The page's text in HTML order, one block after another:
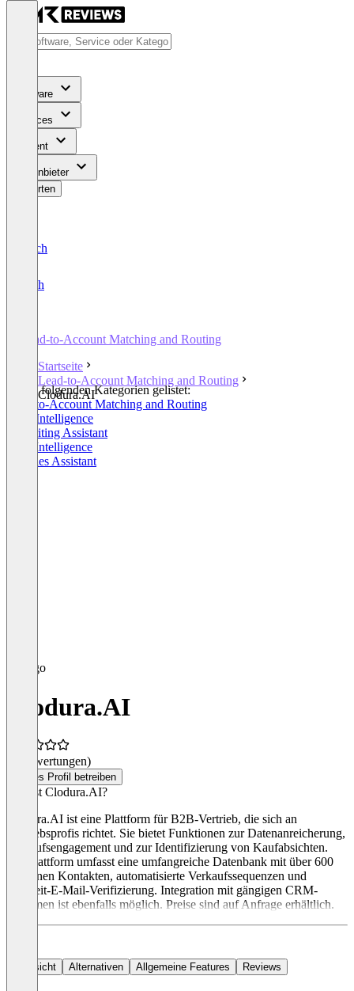
Software
Services
Content
Für Anbieter
Bewerten
Deutsch
English
Lead-to-Account Matching and Routing
Startseite
Lead-to-Account Matching and Routing
Clodura.AI
In den folgenden Kategorien gelistet:
Lead-to-Account Matching and Routing
Sales Intelligence
AI Writing Assistant
Lead Intelligence
AI Sales Assistant
Clodura.AI
(0 Bewertungen)
Dieses Profil betreiben
Was ist Clodura.AI?
Clodura.AI ist eine Plattform für B2B-Vertrieb, die sich an
Vertriebsprofis richtet. Sie bietet Funktionen zur Datenanreicherung,
Verkaufsengagement und zur Identifizierung von Kaufabsichten.
Die Plattform umfasst eine umfangreiche Datenbank mit über 600
Millionen Kontakten, automatisierte Verkaufssequenzen und
Echtzeit-E-Mail-Verifizierung. Integration mit gängigen CRM-
Systemen ist ebenfalls möglich. Preise sind auf Anfrage erhältlich.
Übersicht Alternativen Allgemeine Features Reviews